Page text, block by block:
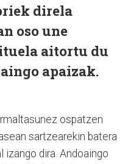
direla
oso une
aitortu du
apaizak.
ospatzen
sartzearekin batera
izango dira. Andoaingo